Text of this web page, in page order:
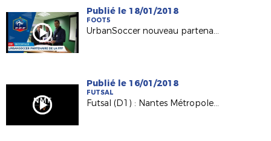
Publié le 18/01/2018
FOOT5
UrbanSoccer nouveau partenaire de la FFF
Publié le 16/01/2018
FUTSAL
Futsal (D1) : Nantes Métropole / SC Paris (1-1)